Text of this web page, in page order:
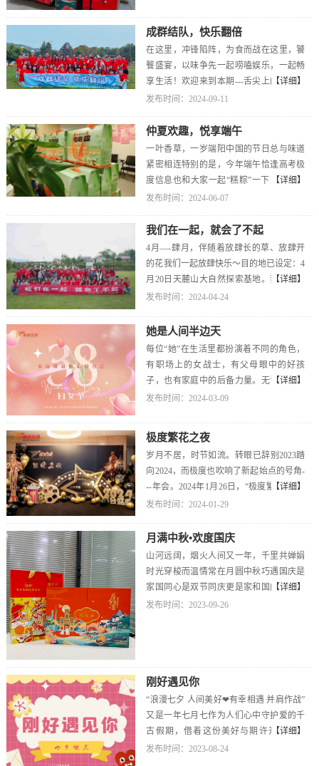
mate 70、Switch&nbsp; OLED 、雅诗兰黛
套装、Thermocafe保温杯、WayourCare护眼
仪等好礼这里统统都有~最后用精彩的苗
舞、热情的互动为本次年会画上了圆满的
句号2024，我们坚守初心，砥砺前行
他参与的小伙伴也不要灰心根据名次可获
得不同数额的员工积分能用于兑换权益哦~
你也想和我们一起拥抱生活享受“摊”玩的
乐趣吗？赶紧加入我们吧！
成群结队，快乐翻倍
在这里，冲锋陷阵，为食而战在这里，饕
餮盛宴，以味争先一起唠嗑娱乐，一起畅
享生活！欢迎来到本期---舌尖上的极度，
一起精彩再现吧~为了获得积分争夺珍贵的
验第一回合：挑战急速60秒来看看速度与
激情、智慧与默契的角逐吧~第二回合：抛
接水瓶矫健的身姿、灵敏的反应、通力合
作的队友都在这里！第三回合:激情节拍拍
掌节奏不能停~气势、速度、节奏统统拿
食材，正式拉开了烹饪大作战的帷幕！平
日里拿笔，敲键盘的伙伴们摇身一变，化
身大厨闪亮登场，洗菜、切菜、炒菜尽在
掌握之中。‘噔噔噔’吉时已到，美食将
至！经过大众点评、工作人员点评两轮投
票后，由“专业团队”组最终俘获大家的心
登场的自然是季度表彰啦！“优秀员工”“优
秀管理”来咯~下午的时光就独属于大家
啦！尽管突如起来的雨让行程稍有变化，
但是快乐并不削减，这场雨也为咱们极度
送上了最好的祝福“遇水则发”！！友情在
【详细】
发布时间：2024-09-11
仲夏欢趣，悦享端午
一叶香草，一岁端阳中国的节日总与味道
紧密相连特别的是，今年端午恰逢高考极
度信息也和大家一起“糕粽”一下！冰甜消
暑、纵享清凉的绿豆糕一叶裹住思念、一
好都接“粽”而至愿你我皆安康~不止端午，
不止今夏！
【详细】
发布时间：2024-06-07
我们在一起，就会了不起
4月—-肆月，伴随着放肆长的草、放肆开
的花我们一起放肆快乐～目的地已设定：4
月20日天麓山大自然探索基地。我们出发
啦！一起“趣”玩一下团建自然少不了分组
势、这表情，是不是一看就觉得战况相当
激烈！一起看看我们的决斗时刻吧～第一
回合：翻牌接龙这是运气、速度的挑战，
也是智慧、凝聚力的PK。第二回合：快乐
手最矫健～第三回合：梦想过山车最好绘
里！经过精彩的比拼，最终夺得本次拓展
第一名的队伍出炉---强队奖品：提前1小时
下班券“噔噔噔”我们第一季度的“优秀员
工”来啦~除了激动人心的比赛，在春意盎
然的四月里少不了要去亲近绿色的大自
好的天气，正正好的我们，正正好的快
乐！工作全力以赴，团建热情奔赴！一起
成长，一路向上，未来可期！
【详细】
发布时间：2024-04-24
她是人间半边天
每位“她”在生活里都扮演着不同的角色，
有职场上的女战士，有父母眼中的好孩
子，也有家庭中的后备力量。无论是哪一
种身份，盛开出哪一番姿态，都是世上最
幸运fafa、一张祝福卡拉开了这天的序幕，
今天的惊喜就藏在这张小小的祝福卡里。
找到其他六位持有相同卡片的伙伴并进行
组队拍照打卡即可获得神秘礼品，极度小
仙女和已婚男士的女神都有机会获得哦~除
有信，花开有期，所有美好都已经在路上
【详细】
发布时间：2024-03-09
极度繁花之夜
岁月不居，时节如流。转眼已辞别2023踏
向2024，而极度也吹响了新起始点的号角-
--年会。2024年1月26日，“极度繁华之夜”
主题年会在长沙延年神禹酒店揭开了它神
绚烂的打卡点，年会签到的小心思都在这
里!接下来神秘的入场游戏券打响了年会的
第一炮~（此处有盲盒出没）重头戏登场，
各部门为大家呈现精彩的视频节目，最终
过投票的方式决定，胜利团队获得“放假
哦~这一年，我们从平凡中看见风采；在奔
忙中体现风格；在时光的斑驳里镌刻下熠
熠生辉的印记。表彰过后，我们很快来到
了让人心跳加速的抽奖环节~&nbsp;iphone
15、Apple iWatch SE、华为freebuds pro3、
野兽派四件套、摩飞多功能锅等众多好礼
【详细】
发布时间：2024-01-29
月满中秋•欢度国庆
山河远阔，烟火人间又一年，千里共婵娟
时光穿梭而温情常在月圆中秋巧遇国庆是
家国同心是双节同庆更是家和国的团圆之
意小饼如皎月，月圆人团圆一小块月饼，
【详细】
发布时间：2023-09-26
刚好遇见你
“浪漫七夕 人间美好❤有幸相遇 并肩作战”
又是一年七月七作为人们心中守护爱的千
古假期，借着这份美好与期许开启一场
《刚好遇见你》为主题的七夕活动浪漫的
【详细】
发布时间：2023-08-24